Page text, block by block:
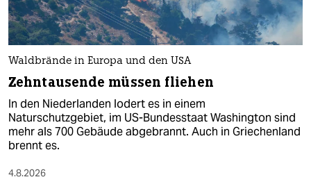
Waldbrände in Europa und den USA
Zehntausende müssen fliehen
In den Niederlanden lodert es in einem
Naturschutzgebiet, im US-Bundesstaat Washington sind
mehr als 700 Gebäude abgebrannt. Auch in Griechenland
brennt es.
4.8.2026